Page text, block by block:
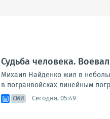
Судьба человека.
Михаил Найденко жил в
в погранвойсках линейным
СМИ Сегодня, 05:49